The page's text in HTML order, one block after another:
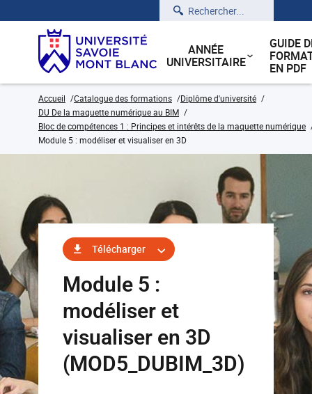
Rechercher
ANNÉE
UNIVERSITAIRE
GUIDE
EN PDF
Accueil Catalogue des formations
Diplôme d'université
DU De la maquette numérique au BIM
Bloc de compétences 1 : Principes et intérêts de la maquette numérique
Module 5 : modéliser et visualiser en 3D
Télécharger
Module 5 :
modéliser et
visualiser en 3D
(MOD5_DUBIM_3D)